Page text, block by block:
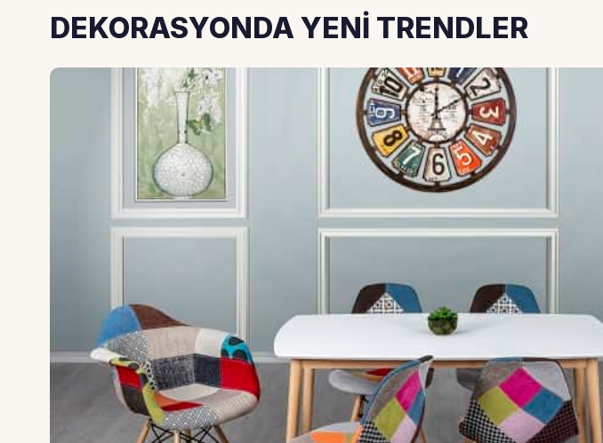
DEKORASYONDA YENİ TRENDLER